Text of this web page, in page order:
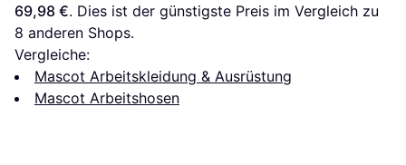
69,98 €
8 anderen Shops.
Vergleiche:
Mascot Arbeitskleidung & Ausrüstung
Mascot Arbeitshosen